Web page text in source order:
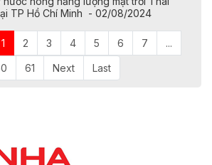
TP Hồ Chí Minh - 02/08/2024
1 2 3 4 5 6 7 ...
61 Next Last